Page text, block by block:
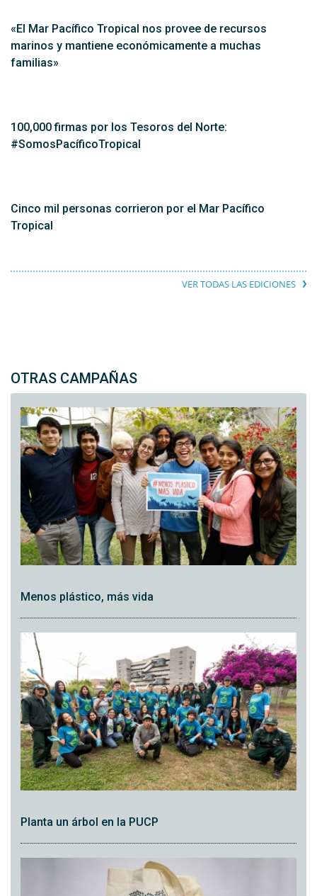
«El Mar Pacífico Tropical nos provee de recursos
marinos y mantiene económicamente a muchas
familias»
100,000 firmas por los Tesoros del Norte:
#SomosPacíficoTropical
Cinco mil personas corrieron por el Mar Pacífico
Tropical
VER TODAS LAS EDICIONES
OTRAS CAMPAÑAS
Menos plástico, más vida
Planta un árbol en la PUCP